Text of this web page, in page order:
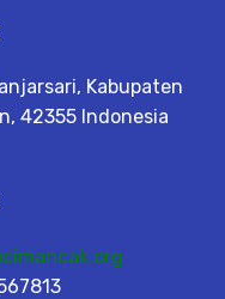
Kabupaten
42355 Indonesia